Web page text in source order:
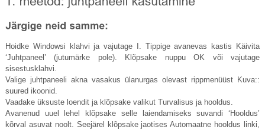
Hoidke Windowsi klahvi ja vajutage I. Tippige avanevas kastis Käivita
‘Juhtpaneel’ (jutumärke pole). Klõpsake nuppu OK või vajutage
sisestusklahvi.
Valige juhtpaneeli akna vasakus ülanurgas olevast rippmenüüst Kuva::
suured ikoonid.
Vaadake üksuste loendit ja klõpsake valikut Turvalisus ja hooldus.
Avanenud uuel lehel klõpsake selle laiendamiseks suvandi ‘Hooldus’
kõrval asuvat noolt. Seejärel klõpsake jaotises Automaatne hooldus linki,